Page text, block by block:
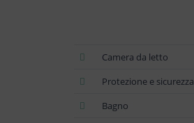
Camera da letto
Protezione e sicurezza
Bagno